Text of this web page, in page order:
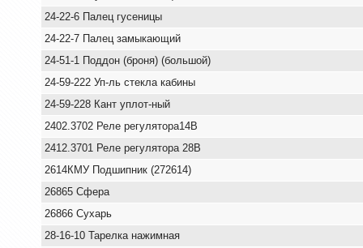
24-22-6 Палец гусеницы
24-22-7 Палец замыкающий
24-51-1 Поддон (броня) (большой)
24-59-222 Уп-ль стекла кабины
24-59-228 Кант уплот-ный
2402.3702 Реле регулятора14В
2412.3701 Реле регулятора 28В
2614КМУ Подшипник (272614)
26865 Сфера
26866 Сухарь
28-16-10 Тарелка нажимная